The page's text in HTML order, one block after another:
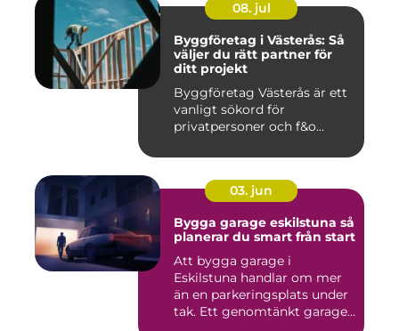
08. jul
Byggföretag i Västerås: Så
väljer du rätt partner för
ditt projekt
Byggföretag Västerås är ett
vanligt sökord för
privatpersoner och f&o...
03. jun
Bygga garage eskilstuna så
planerar du smart från start
Att bygga garage i
Eskilstuna handlar om mer
än en parkeringsplats under
tak. Ett genomtänkt garage